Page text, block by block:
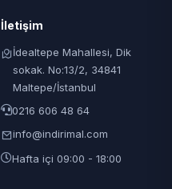
İletişim
İdealtepe Mahallesi, Dik
sokak. No:13/2, 34841
Maltepe/İstanbul
0216 606 48 64
info@indirimal.com
Hafta içi 09:00 - 18:00